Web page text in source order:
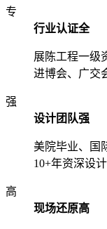
专
行业认证全
展陈工程一级
进博会、广交
强
设计团队强
美院毕业、国
10+年资深设
高
现场还原高